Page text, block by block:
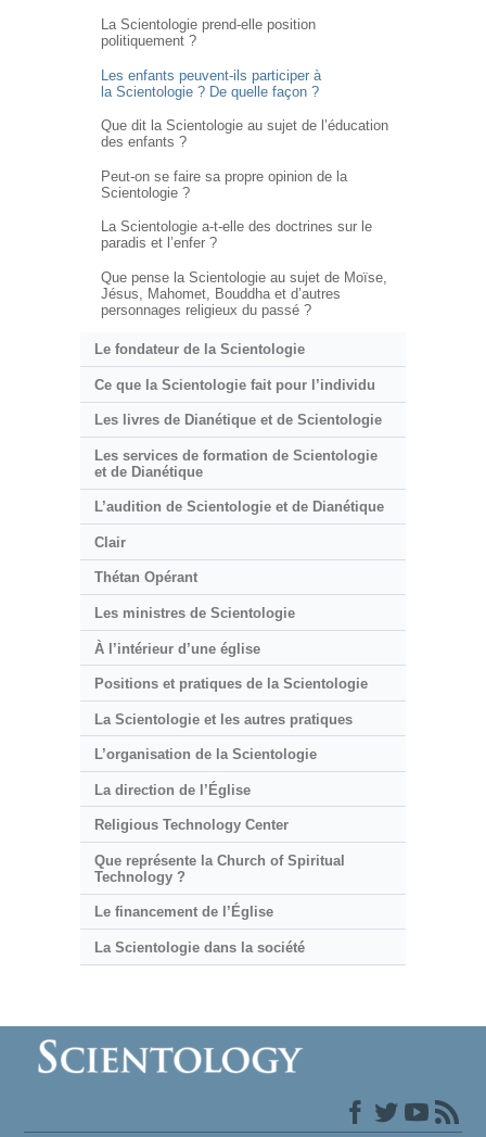
La Scientologie prend-elle position
politiquement ?
Les enfants peuvent-ils participer à
la Scientologie ? De quelle façon ?
Que dit la Scientologie au sujet de l’éducation
des enfants ?
Peut-on se faire sa propre opinion de la
Scientologie ?
La Scientologie a-t-elle des doctrines sur le
paradis et l’enfer ?
Que pense la Scientologie au sujet de Moïse,
Jésus, Mahomet, Bouddha et d’autres
personnages religieux du passé ?
Le fondateur de la Scientologie
Ce que la Scientologie fait pour l’individu
Les livres de Dianétique et de Scientologie
Les services de formation de Scientologie
et de Dianétique
L’audition de Scientologie et de Dianétique
Clair
Thétan Opérant
Les ministres de Scientologie
À l’intérieur d’une église
Positions et pratiques de la Scientologie
La Scientologie et les autres pratiques
L’organisation de la Scientologie
La direction de l’Église
Religious Technology Center
Que représente la Church of Spiritual
Technology ?
Le financement de l’Église
La Scientologie dans la société